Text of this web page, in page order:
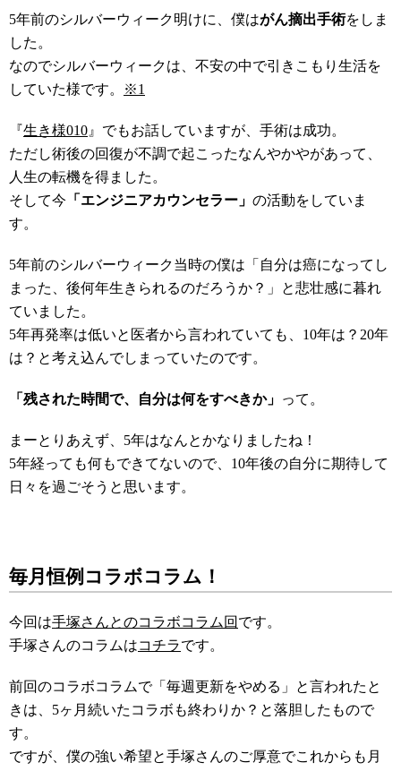
5年前のシルバーウィーク明けに、僕はがん摘出手術をしま
した。
なのでシルバーウィークは、不安の中で引きこもり生活を
していた様です。
※1
『生き様010 』でもお話していますが、手術は成功。
ただし術後の回復が不調で起こったなんやかやがあって、
人生の転機を得ました。
そして今 「エンジニアカウンセラー」 の活動をしていま
す。
5年前のシルバーウィーク当時の僕は「自分は癌になってし
まった、後何年生きられるのだろうか？」と悲壮感に暮れ
ていました。
5年再発率は低いと医者から言われていても、10年は？20年
は？と考え込んでしまっていたのです。
「残された時間で、自分は何をすべきか」 って。
まーとりあえず、5年はなんとかなりましたね！
5年経っても何もできてないので、10年後の自分に期待して
日々を過ごそうと思います。
毎月恒例コラボコラム！
今回は手塚さんとのコラボコラム回 です。
手塚さんのコラムはコチラです。
前回のコラボコラムで「毎週更新をやめる」と言われたと
きは、5ヶ月続いたコラボも終わりか？と落胆したもので
す。
ですが、僕の強い希望と手塚さんのご厚意でこれからも月